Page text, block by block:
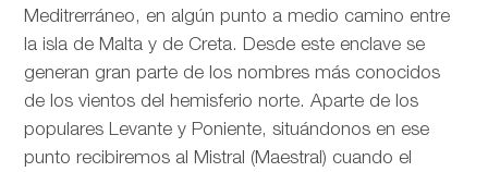
Meditrerráneo, en algún punto a medio camino entre
la isla de Malta y de Creta. Desde este enclave se
generan gran parte de los nombres más conocidos
de los vientos del hemisferio norte. Aparte de los
populares Levante y Poniente, situándonos en ese
punto recibiremos al Mistral (Maestral) cuando el